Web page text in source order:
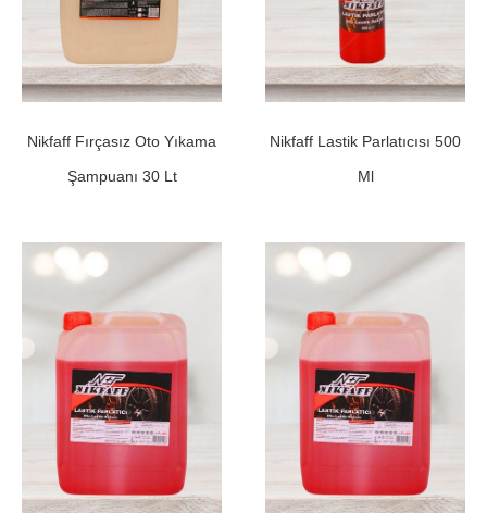
Nikfaff Fırçasız Oto Yıkama
Şampuanı 30 Lt
Nikfaff Lastik Parlatıcısı 500
Ml